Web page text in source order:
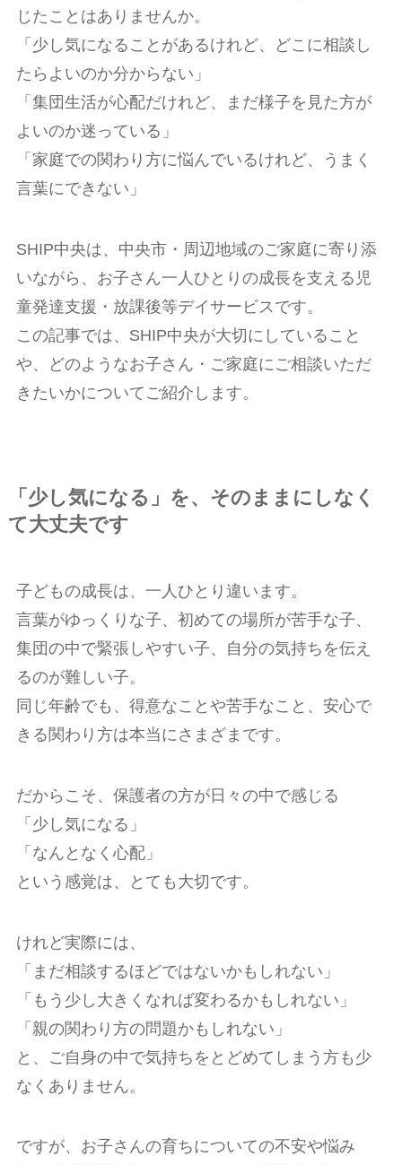
じたことはありませんか。
「少し気になることがあるけれど、どこに相談し
たらよいのか分からない」
「集団生活が心配だけれど、まだ様子を見た方が
よいのか迷っている」
「家庭での関わり方に悩んでいるけれど、うまく
言葉にできない」
SHIP中央は、中央市・周辺地域のご家庭に寄り添
いながら、お子さん一人ひとりの成長を支える児
童発達支援・放課後等デイサービスです。
この記事では、SHIP中央が大切にしていること
や、どのようなお子さん・ご家庭にご相談いただ
きたいかについてご紹介します。
「少し気になる」を、そのままにしなく
て大丈夫です
子どもの成長は、一人ひとり違います。
言葉がゆっくりな子、初めての場所が苦手な子、
集団の中で緊張しやすい子、自分の気持ちを伝え
るのが難しい子。
同じ年齢でも、得意なことや苦手なこと、安心で
きる関わり方は本当にさまざまです。
だからこそ、保護者の方が日々の中で感じる
「少し気になる」
「なんとなく心配」
という感覚は、とても大切です。
けれど実際には、
「まだ相談するほどではないかもしれない」
「もう少し大きくなれば変わるかもしれない」
「親の関わり方の問題かもしれない」
と、ご自身の中で気持ちをとどめてしまう方も少
なくありません。
ですが、お子さんの育ちについての不安や悩み